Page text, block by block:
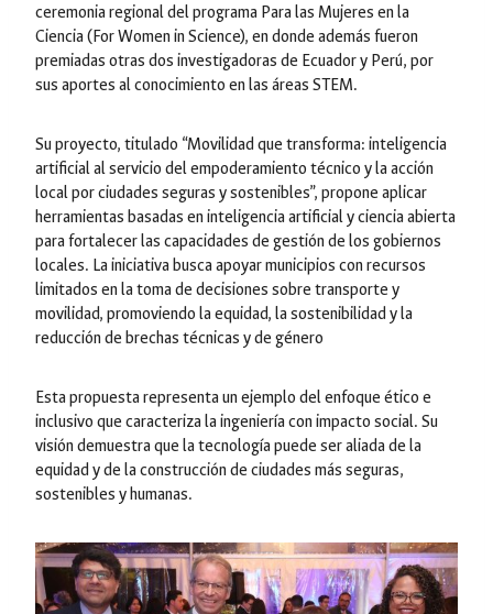
ceremonia regional del programa Para las Mujeres en la
Ciencia (For Women in Science), en donde además fueron
premiadas otras dos investigadoras de Ecuador y Perú, por
sus aportes al conocimiento en las áreas STEM.
Su proyecto, titulado “Movilidad que transforma: inteligencia
artificial al servicio del empoderamiento técnico y la acción
local por ciudades seguras y sostenibles”, propone aplicar
herramientas basadas en inteligencia artificial y ciencia abierta
para fortalecer las capacidades de gestión de los gobiernos
locales. La iniciativa busca apoyar municipios con recursos
limitados en la toma de decisiones sobre transporte y
movilidad, promoviendo la equidad, la sostenibilidad y la
reducción de brechas técnicas y de género
Esta propuesta representa un ejemplo del enfoque ético e
inclusivo que caracteriza la ingeniería con impacto social. Su
visión demuestra que la tecnología puede ser aliada de la
equidad y de la construcción de ciudades más seguras,
sostenibles y humanas.